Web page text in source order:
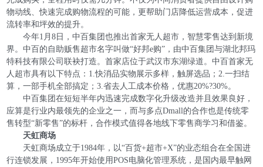
物动线、快速完成购物流程的可能，更帮助门店降低运营成本，促进
流转率和坪效的提升。
今年1月8日，中百集团也推出首家无人超市，智慧零售达到新境
界。中百的自助贩售超市名字叫做“好邦e购”，由中百集团与湖北邦玛
特科技有限公司联袂打造。首家店位于武汉市东湖绿道。中百首家无
人超市具有以下特点：1.快消品实物展示多样，触屏选品；2.一扫结
算，一部手机全部搞定；3.省去人工成本价格，优惠20%?30%。
中百集团在短短半年内迅速完成数字化升级改造并且效果良好，
应算是行业内最领先的企业之一，而与多点Dmall的合作也是传统零
售转型“新零售”的标杆，合作模式值得各地线下零售商学习和借鉴。
天虹商场
天虹商场成立于1984年，以“百货+超市+X”的业态组合在全国进
行连锁发展，1995年开始使用POS电脑化管理系统，是国内最早触网